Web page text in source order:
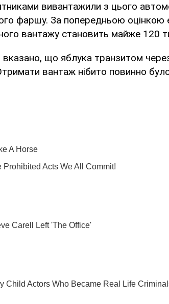
вивантажили з цього
фаршу. За попередньою оцінкою
вантажу становить майже 120
що яблука транзитом
вантаж нібито повинно